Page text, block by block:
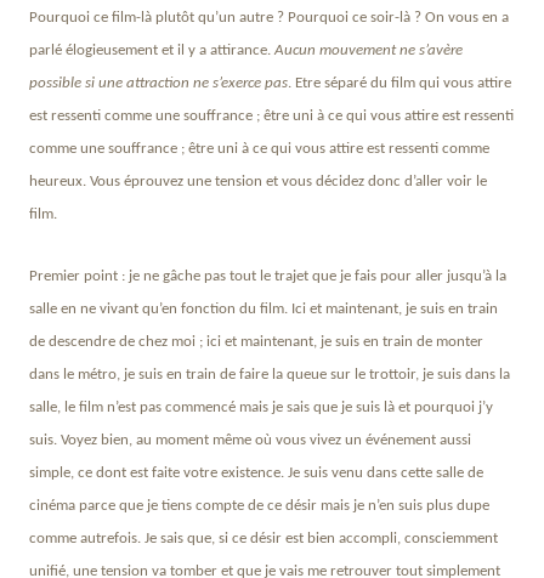
Pourquoi ce film-là plutôt qu’un autre ? Pourquoi ce soir-là ? On vous en a
parlé élogieusement et il y a attirance. Aucun mouvement ne s’avère
possible si une attraction ne s’exerce pas. Etre séparé du film qui vous attire
est ressenti comme une souffrance ; être uni à ce qui vous attire est ressenti
comme une souffrance ; être uni à ce qui vous attire est ressenti comme
heureux. Vous éprouvez une tension et vous décidez donc d’aller voir le
film.
Premier point : je ne gâche pas tout le trajet que je fais pour aller jusqu’à la
salle en ne vivant qu’en fonction du film. Ici et maintenant, je suis en train
de descendre de chez moi ; ici et maintenant, je suis en train de monter
dans le métro, je suis en train de faire la queue sur le trottoir, je suis dans la
salle, le film n’est pas commencé mais je sais que je suis là et pourquoi j’y
suis. Voyez bien, au moment même où vous vivez un événement aussi
simple, ce dont est faite votre existence. Je suis venu dans cette salle de
cinéma parce que je tiens compte de ce désir mais je n’en suis plus dupe
comme autrefois. Je sais que, si ce désir est bien accompli, consciemment
unifié, une tension va tomber et que je vais me retrouver tout simplement